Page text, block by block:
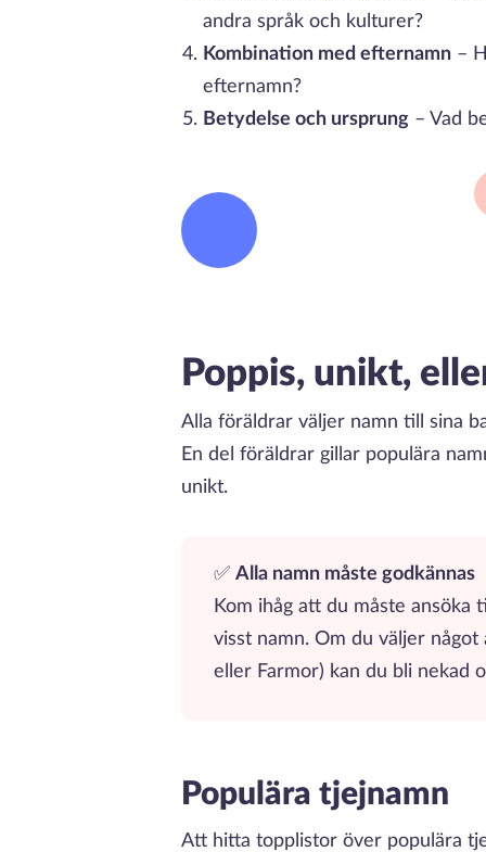
andra språk och kulturer?
Kombination med efternamn –
efternamn?
Betydelse och ursprung – Vad
Poppis, unikt,
Alla föräldrar väljer namn till sina
En del föräldrar gillar populära
unikt.
✅ Alla namn måste godkännas
Kom ihåg att du måste
visst namn. Om du väljer
eller Farmor) kan du bli nekad
Populära tjejnamn
Att hitta topplistor över populära